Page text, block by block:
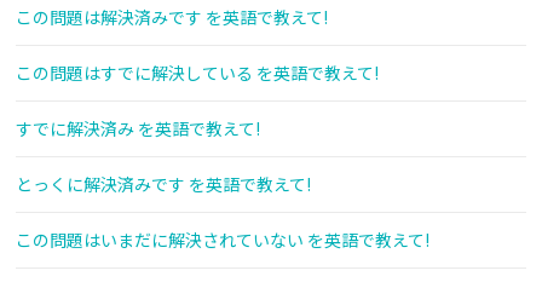
この問題は解決済みです を英語で教えて!
この問題はすでに解決している を英語で教えて!
すでに解決済み を英語で教えて!
とっくに解決済みです を英語で教えて!
この問題はいまだに解決されていない を英語で教えて!